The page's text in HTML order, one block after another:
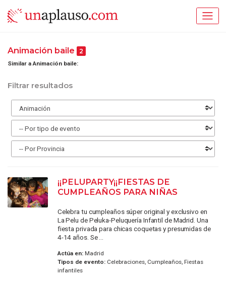
Animación baile 2
Similar a Animación baile:
Filtrar resultados
¡¡PELUPARTY¡¡FIESTAS DE
CUMPLEAÑOS PARA NIÑAS
Celebra tu cumpleaños súper original y exclusivo en
La Pelu de Peluka-Peluquería Infantil de Madrid. Una
fiesta privada para chicas coquetas y presumidas de
4-14 años. Se ...
Actúa en:Madrid
Tipos de evento:Celebraciones, Cumpleaños, Fiestas
infantiles